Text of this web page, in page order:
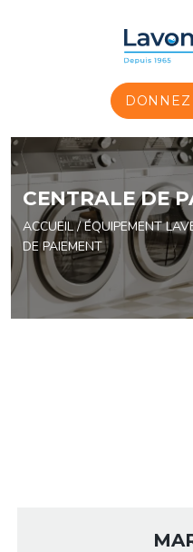
DONNEZ
CENTRALE DE
ACCUEIL/ÉQUIPEMENT
DE PAIEMENT